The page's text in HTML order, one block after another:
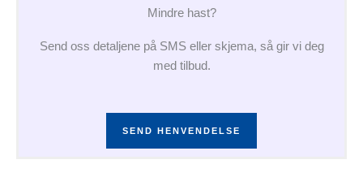
Mindre hast?
Send oss detaljene på SMS eller skjema, så gir vi deg
med tilbud.
SEND HENVENDELSE